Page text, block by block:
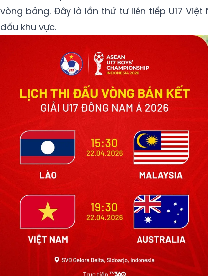
vòng bảng. Đây là lần thứ tư liên tiếp U17
đấu khu vực.